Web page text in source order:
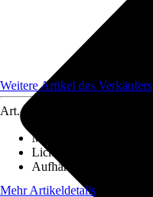
Weitere Artikel des Verkäufers
Art.-Nr.
Maße (BxH)
Lichtdurchlässigkeit
Aufhängungsart
Mehr Artikeldetails